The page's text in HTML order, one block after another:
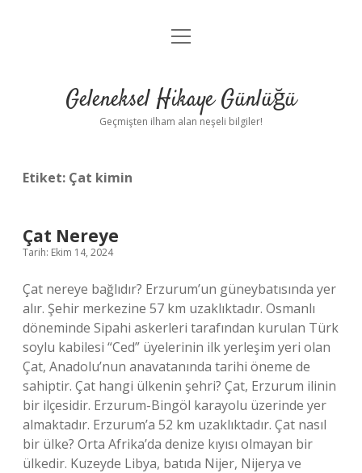
Anasayfa
Yasal Uyarı
menüyü
Geleneksel Hikaye Günlüğü
Geçmişten ilham alan neşeli bilgiler!
Etiket: Çat kimin
Çat Nereye
Tarih: Ekim 14, 2024
Çat nereye bağlıdır? Erzurum’un güneybatısında yer
alır. Şehir merkezine 57 km uzaklıktadır. Osmanlı
döneminde Sipahi askerleri tarafından kurulan Türk
soylu kabilesi “Ced” üyelerinin ilk yerleşim yeri olan
Çat, Anadolu’nun anavatanında tarihi öneme de
sahiptir. Çat hangi ülkenin şehri? Çat, Erzurum ilinin
bir ilçesidir. Erzurum-Bingöl karayolu üzerinde yer
almaktadır. Erzurum’a 52 km uzaklıktadır. Çat nasıl
bir ülke? Orta Afrika’da denize kıyısı olmayan bir
ülkedir. Kuzeyde Libya, batıda Nijer, Nijerya ve